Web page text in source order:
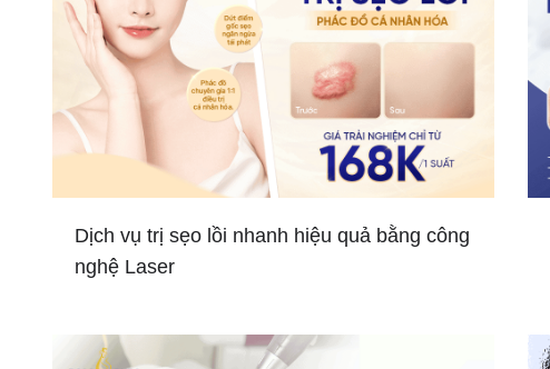
Dịch vụ trị sẹo lồi nhanh hiệu quả bằng công
nghệ Laser